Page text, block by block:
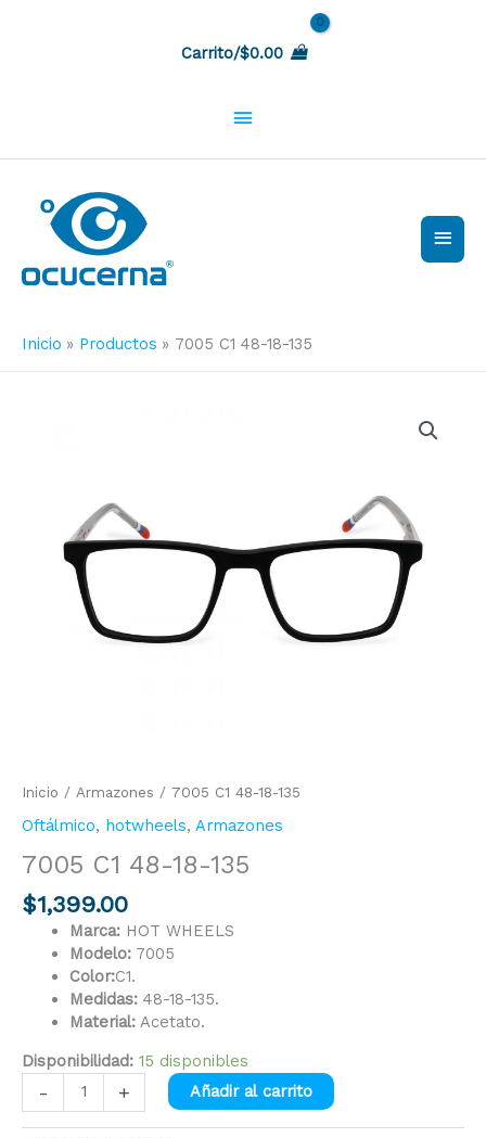
Carrito/$0.00
la
cabecera
Inicio Productos 7005 C1 48-18-135
Inicio / Armazones / 7005 C1 48-18-135
Oftálmico, hotwheels, Armazones
7005 C1 48-18-135
$1,399.00
Marca:HOT WHEELS
Modelo:7005
Color:C1.
Medidas:48-18-135.
Material:Acetato.
Disponibilidad: 15 disponibles
-
cantidad
+ Añadir al carrito